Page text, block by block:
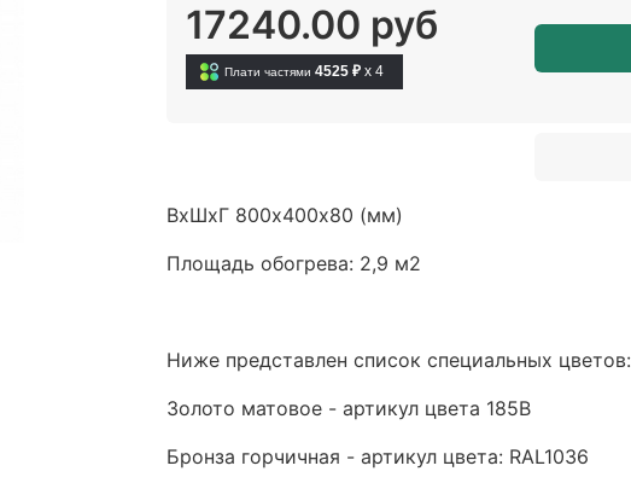
17240.00 руб
Плати частями 4525 ₽ x 4
ВхШхГ 800х400х80 (мм)
Площадь обогрева: 2,9 м2
Ниже представлен список специальных цветов:
Золото матовое - артикул цвета 185B
Бронза горчичная - артикул цвета: RAL1036